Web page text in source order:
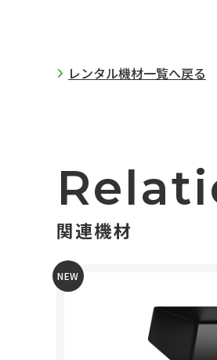
レンタル機材一覧へ戻る
関連機材
NEW